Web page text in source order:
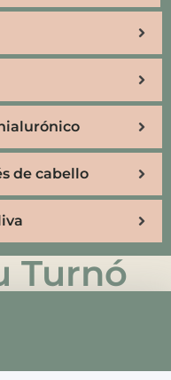
de cabello
Turnó